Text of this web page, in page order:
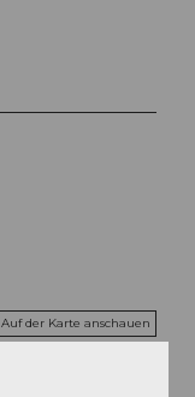
Auf der Karte anschauen